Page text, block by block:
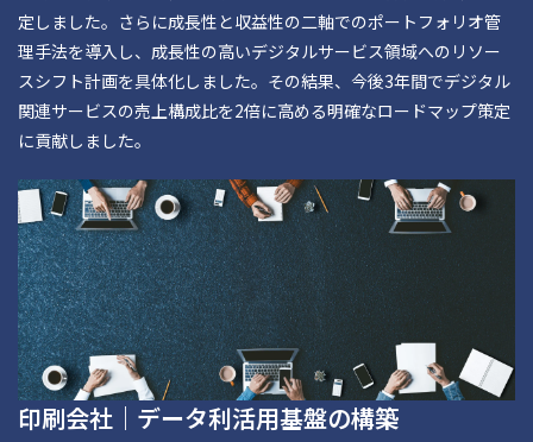
定しました。さらに成長性と収益性の二軸でのポートフォリオ管
理手法を導入し、成長性の高いデジタルサービス領域へのリソー
スシフト計画を具体化しました。その結果、今後3年間でデジタル
関連サービスの売上構成比を2倍に高める明確なロードマップ策定
に貢献しました。
印刷会社｜データ利活用基盤の構築